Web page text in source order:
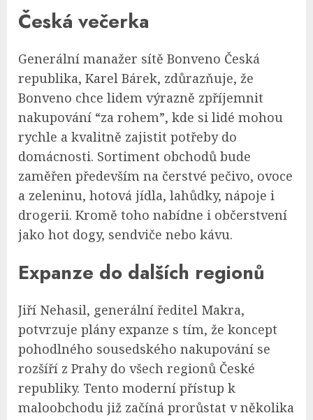
Česká večerka
Generální manažer sítě Bonveno Česká
republika, Karel Bárek, zdůrazňuje, že
Bonveno chce lidem výrazně zpříjemnit
nakupování “za rohem”, kde si lidé mohou
rychle a kvalitně zajistit potřeby do
domácnosti. Sortiment obchodů bude
zaměřen především na čerstvé pečivo, ovoce
a zeleninu, hotová jídla, lahůdky, nápoje i
drogerii. Kromě toho nabídne i občerstvení
jako hot dogy, sendviče nebo kávu.
Expanze do dalších regionů
Jiří Nehasil, generální ředitel Makra,
potvrzuje plány expanze s tím, že koncept
pohodlného sousedského nakupování se
rozšíří z Prahy do všech regionů České
republiky. Tento moderní přístup k
maloobchodu již začíná prorůstat v několika